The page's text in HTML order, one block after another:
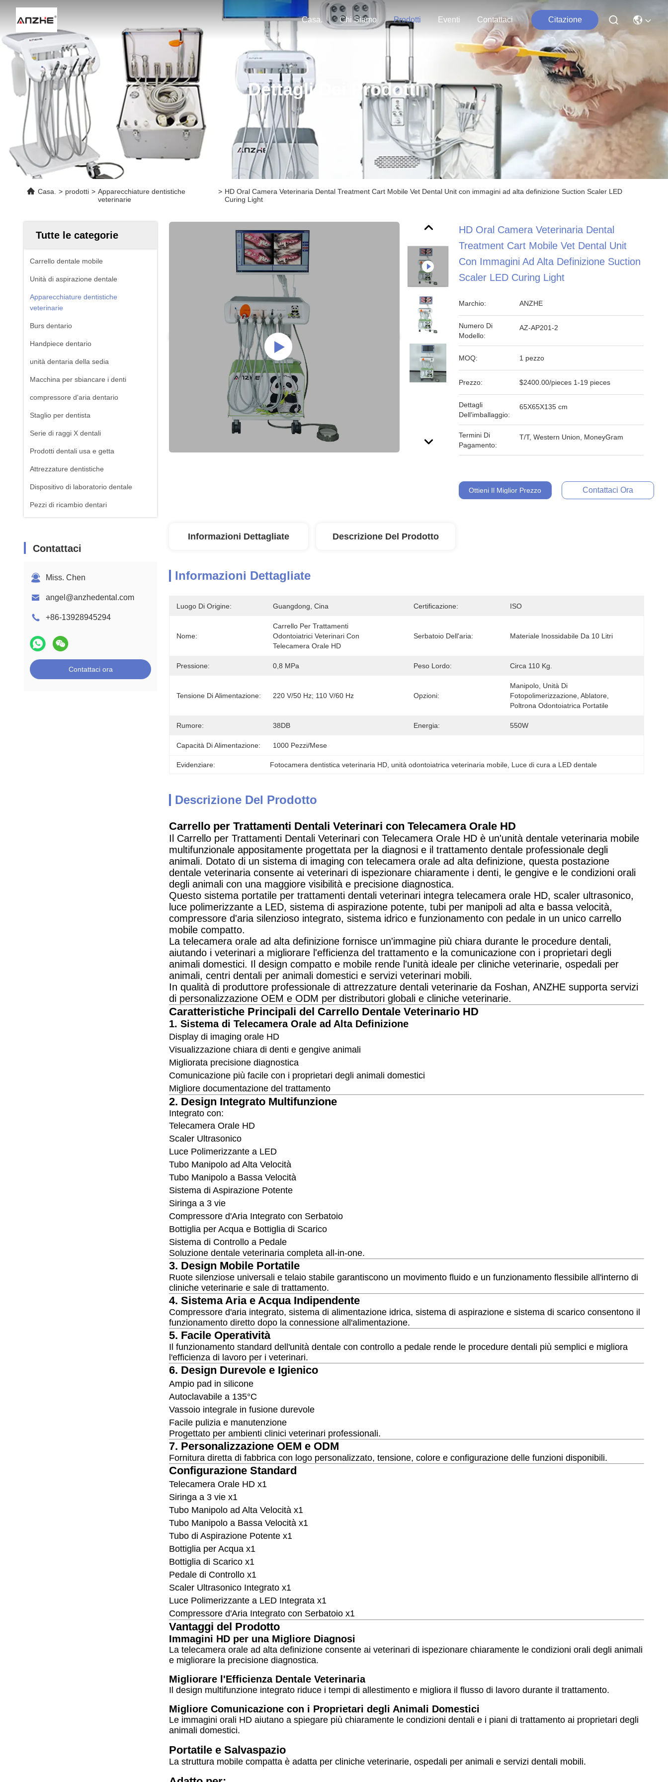
Casa. Chi Siamo Prodotti Eventi Contattaci Citazione
Dettagli Dei Prodotti
Casa. > prodotti > Apparecchiature dentistiche
veterinarie
> HD Oral Camera Veterinaria Dental Treatment Cart Mobile Vet Dental Unit con immagini ad alta definizione Suction Scaler LED
Curing Light
Tutte le categorie
Carrello dentale mobile
Unità di aspirazione dentale
Apparecchiature dentistiche
veterinarie
Burs dentario
Handpiece dentario
unità dentaria della sedia
Macchina per sbiancare i denti
compressore d'aria dentario
Staglio per dentista
Serie di raggi X dentali
Prodotti dentali usa e getta
Attrezzature dentistiche
Dispositivo di laboratorio dentale
Pezzi di ricambio dentari
Contattaci
Miss. Chen
angel@anzhedental.com
+86-13928945294
Contattaci ora
HD Oral Camera Veterinaria Dental
Treatment Cart Mobile Vet Dental Unit
Con Immagini Ad Alta Definizione Suction
Scaler LED Curing Light
Marchio: ANZHE
Numero Di
Modello:
AZ-AP201-2
MOQ: 1 pezzo
Prezzo: $2400.00/pieces 1-19 pieces
Dettagli
Dell'imballaggio:
65X65X135 cm
Termini Di
Pagamento:
T/T, Western Union, MoneyGram
Ottieni Il Miglior Prezzo Contattaci Ora
Informazioni Dettagliate Descrizione Del Prodotto
Informazioni Dettagliate
Luogo Di Origine: Guangdong, Cina Certificazione: ISO
Nome:
Carrello Per Trattamenti
Odontoiatrici Veterinari Con
Telecamera Orale HD
Serbatoio Dell'aria: Materiale Inossidabile Da 10 Litri
Pressione: 0,8 MPa Peso Lordo: Circa 110 Kg.
Tensione Di Alimentazione: 220 V/50 Hz; 110 V/60 Hz Opzioni:
Manipolo, Unità Di
Fotopolimerizzazione, Ablatore,
Poltrona Odontoiatrica Portatile
Rumore: 38DB Energia: 550W
Capacità Di Alimentazione: 1000 Pezzi/mese
Evidenziare: Fotocamera dentistica veterinaria HD unità odontoiatrica veterinaria mobile Luce di cura a LED dentale
Descrizione Del Prodotto
Carrello per Trattamenti Dentali Veterinari con Telecamera Orale HD
Il Carrello per Trattamenti Dentali Veterinari con Telecamera Orale HD è un'unità dentale veterinaria mobile
multifunzionale appositamente progettata per la diagnosi e il trattamento dentale professionale degli
animali. Dotato di un sistema di imaging con telecamera orale ad alta definizione, questa postazione
dentale veterinaria consente ai veterinari di ispezionare chiaramente i denti, le gengive e le condizioni orali
degli animali con una maggiore visibilità e precisione diagnostica.
Questo sistema portatile per trattamenti dentali veterinari integra telecamera orale HD, scaler ultrasonico,
luce polimerizzante a LED, sistema di aspirazione potente, tubi per manipoli ad alta e bassa velocità,
compressore d'aria silenzioso integrato, sistema idrico e funzionamento con pedale in un unico carrello
mobile compatto.
La telecamera orale ad alta definizione fornisce un'immagine più chiara durante le procedure dentali,
aiutando i veterinari a migliorare l'efficienza del trattamento e la comunicazione con i proprietari degli
animali domestici. Il design compatto e mobile rende l'unità ideale per cliniche veterinarie, ospedali per
animali, centri dentali per animali domestici e servizi veterinari mobili.
In qualità di produttore professionale di attrezzature dentali veterinarie da Foshan, ANZHE supporta servizi
di personalizzazione OEM e ODM per distributori globali e cliniche veterinarie.
Caratteristiche Principali del Carrello Dentale Veterinario HD
1. Sistema di Telecamera Orale ad Alta Definizione
Display di imaging orale HD
Visualizzazione chiara di denti e gengive animali
Migliorata precisione diagnostica
Comunicazione più facile con i proprietari degli animali domestici
Migliore documentazione del trattamento
2. Design Integrato Multifunzione
Integrato con:
Telecamera Orale HD
Scaler Ultrasonico
Luce Polimerizzante a LED
Tubo Manipolo ad Alta Velocità
Tubo Manipolo a Bassa Velocità
Sistema di Aspirazione Potente
Siringa a 3 vie
Compressore d'Aria Integrato con Serbatoio
Bottiglia per Acqua e Bottiglia di Scarico
Sistema di Controllo a Pedale
Soluzione dentale veterinaria completa all-in-one.
3. Design Mobile Portatile
Ruote silenziose universali e telaio stabile garantiscono un movimento fluido e un funzionamento flessibile all'interno di
cliniche veterinarie e sale di trattamento.
4. Sistema Aria e Acqua Indipendente
Compressore d'aria integrato, sistema di alimentazione idrica, sistema di aspirazione e sistema di scarico consentono il
funzionamento diretto dopo la connessione all'alimentazione.
5. Facile Operatività
Il funzionamento standard dell'unità dentale con controllo a pedale rende le procedure dentali più semplici e migliora
l'efficienza di lavoro per i veterinari.
6. Design Durevole e Igienico
Ampio pad in silicone
Autoclavabile a 135°C
Vassoio integrale in fusione durevole
Facile pulizia e manutenzione
Progettato per ambienti clinici veterinari professionali.
7. Personalizzazione OEM e ODM
Fornitura diretta di fabbrica con logo personalizzato, tensione, colore e configurazione delle funzioni disponibili.
Configurazione Standard
Telecamera Orale HD x1
Siringa a 3 vie x1
Tubo Manipolo ad Alta Velocità x1
Tubo Manipolo a Bassa Velocità x1
Tubo di Aspirazione Potente x1
Bottiglia per Acqua x1
Bottiglia di Scarico x1
Pedale di Controllo x1
Scaler Ultrasonico Integrato x1
Luce Polimerizzante a LED Integrata x1
Compressore d'Aria Integrato con Serbatoio x1
Vantaggi del Prodotto
Immagini HD per una Migliore Diagnosi
La telecamera orale ad alta definizione consente ai veterinari di ispezionare chiaramente le condizioni orali degli animali
e migliorare la precisione diagnostica.
Migliorare l'Efficienza Dentale Veterinaria
Il design multifunzione integrato riduce i tempi di allestimento e migliora il flusso di lavoro durante il trattamento.
Migliore Comunicazione con i Proprietari degli Animali Domestici
Le immagini orali HD aiutano a spiegare più chiaramente le condizioni dentali e i piani di trattamento ai proprietari degli
animali domestici.
Portatile e Salvaspazio
La struttura mobile compatta è adatta per cliniche veterinarie, ospedali per animali e servizi dentali mobili.